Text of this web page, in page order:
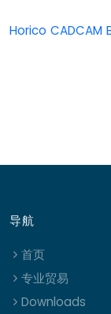
Horico CADCAM
导航
首页
专业贸易
Downloads